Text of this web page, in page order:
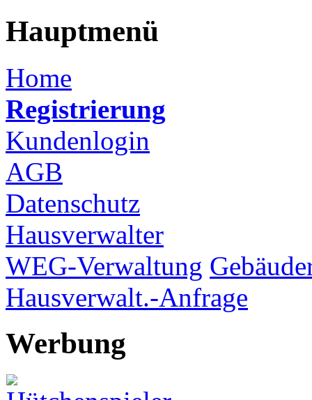
Hauptmenü
Home
Registrierung
Kundenlogin
AGB
Datenschutz
Hausverwalter
WEG-Verwaltung
Hausverwalt.-Anfrage
Werbung